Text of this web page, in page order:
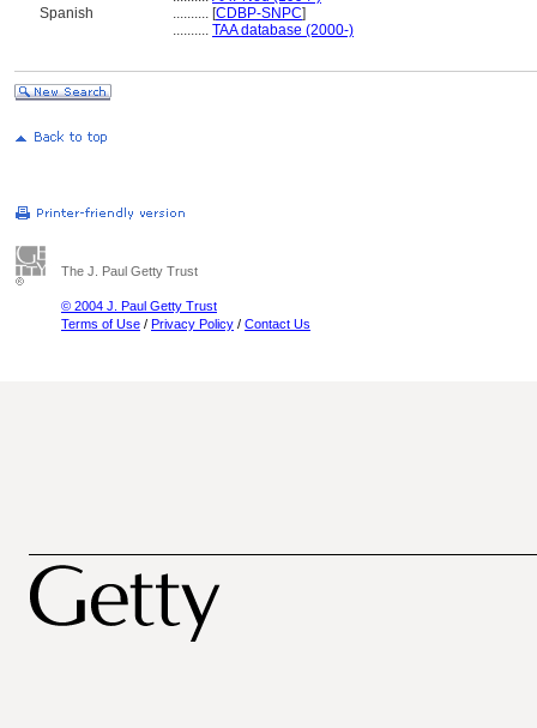
Spanish
.......... [CDBP-SNPC]
.......... TAA database (2000-)
The J. Paul Getty Trust
© 2004 J. Paul Getty Trust
Terms of Use / Privacy Policy / Contact Us